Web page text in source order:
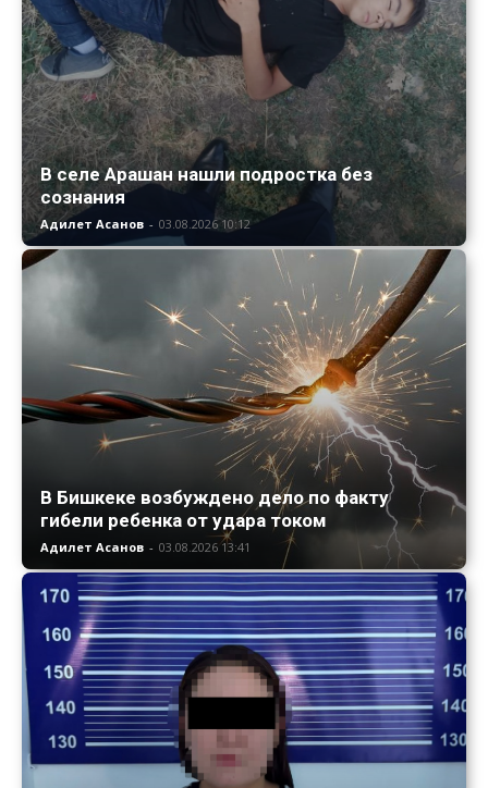
В селе Арашан нашли подростка без
сознания
Адилет Асанов - 03.08.2026 10:12
В Бишкеке возбуждено дело по факту
гибели ребенка от удара током
Адилет Асанов - 03.08.2026 13:41